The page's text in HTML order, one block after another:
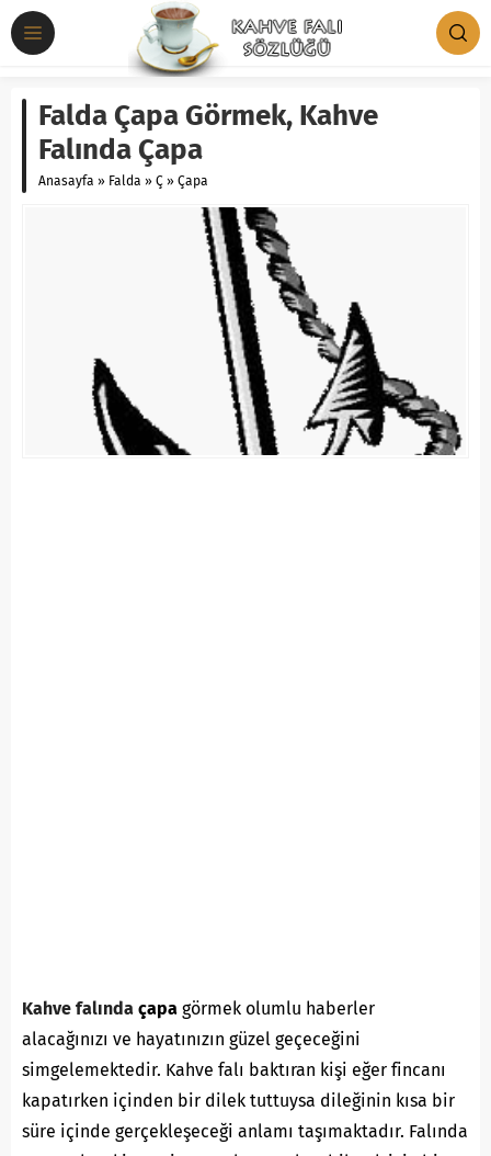
Falda Çapa Görmek, Kahve
Falında Çapa
Anasayfa » Falda » Ç » Çapa
Kahve falında çapa görmek olumlu haberler
alacağınızı ve hayatınızın güzel geçeceğini
simgelemektedir. Kahve falı baktıran kişi eğer fincanı
kapatırken içinden bir dilek tuttuysa dileğinin kısa bir
süre içinde gerçekleşeceği anlamı taşımaktadır. Falında